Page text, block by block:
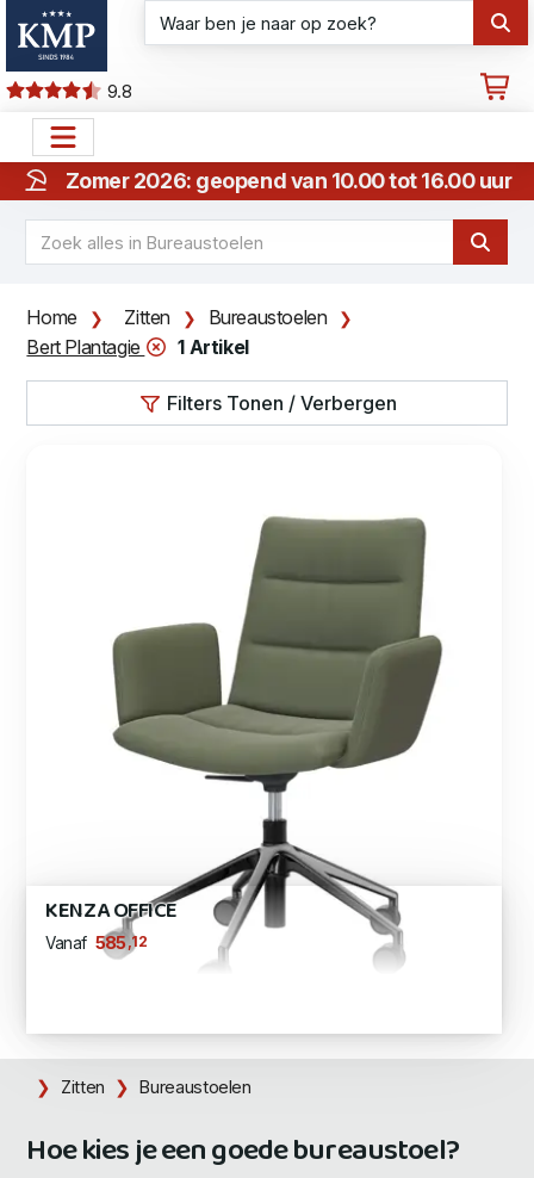
9.8
Zomer 2026: geopend van 10.00 tot 16.00 uur
Home Zitten
Bureaustoelen
Bert Plantagie
1 Artikel
Filters Tonen / Verbergen
KENZA OFFICE
Vanaf 585,12
Zitten Bureaustoelen
Hoe kies je een goede bureaustoel?